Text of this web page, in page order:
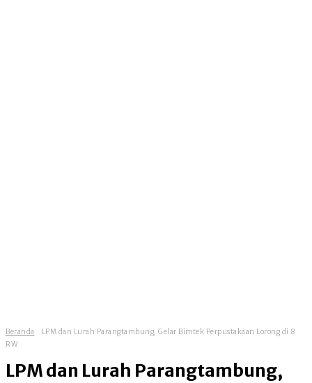
Beranda
LPM dan Lurah Parangtambung, Gelar Bimtek Perpustakaan Lorong di 8
RW
LPM dan Lurah Parangtambung,